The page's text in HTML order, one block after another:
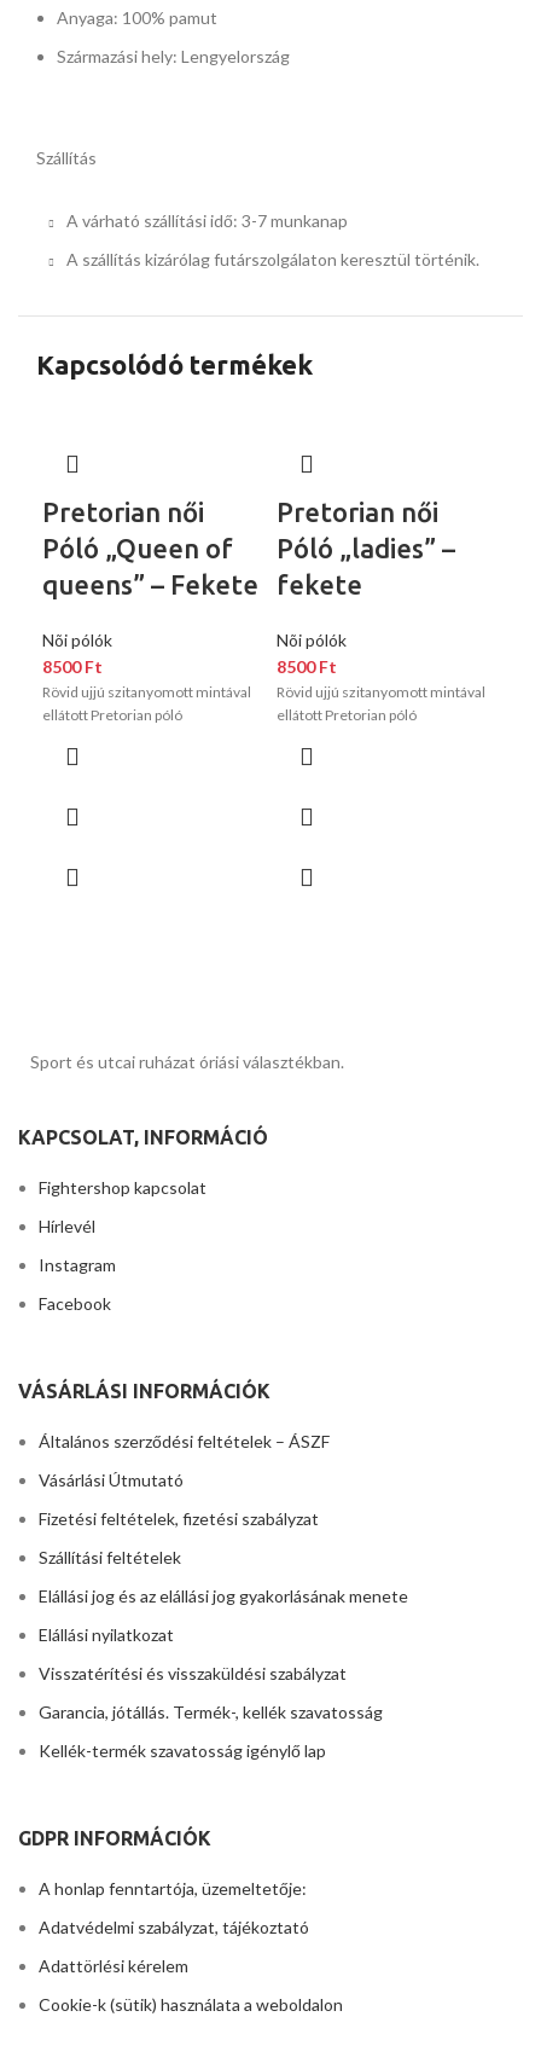
Anyaga: 100% pamut
Származási hely: Lengyelország
Szállítás
A várható szállítási idő: 3-7 munkanap
A szállítás kizárólag futárszolgálaton keresztül történik.
Kapcsolódó termékek
Pretorian női
Póló „Queen of
queens” – Fekete
Nõi pólók
8500Ft
Rövid ujjú szitanyomott mintával
ellátott Pretorian póló
Pretorian női
Póló „ladies” –
fekete
Nõi pólók
8500Ft
Rövid ujjú szitanyomott mintával
ellátott Pretorian póló
Sport és utcai ruházat óriási választékban.
KAPCSOLAT, INFORMÁCIÓ
Fightershop kapcsolat
Hírlevél
Instagram
Facebook
VÁSÁRLÁSI INFORMÁCIÓK
Általános szerződési feltételek – ÁSZF
Vásárlási Útmutató
Fizetési feltételek, fizetési szabályzat
Szállítási feltételek
Elállási jog és az elállási jog gyakorlásának menete
Elállási nyilatkozat
Visszatérítési és visszaküldési szabályzat
Garancia, jótállás. Termék-, kellék szavatosság
Kellék-termék szavatosság igénylő lap
GDPR INFORMÁCIÓK
A honlap fenntartója, üzemeltetője:
Adatvédelmi szabályzat, tájékoztató
Adattörlési kérelem
Cookie-k (sütik) használata a weboldalon